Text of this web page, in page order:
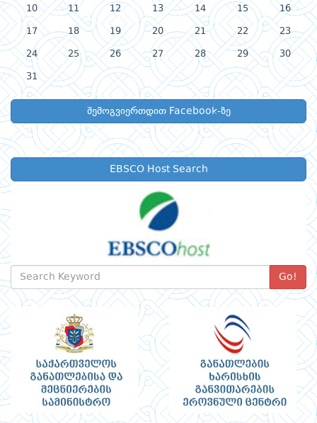
10 11 12 13 14 15 16
17 18 19 20 21 22 23
24 25 26 27 28 29 30
31
შემოგვიერთდით Facebook-ზე
EBSCO Host Search
Go!